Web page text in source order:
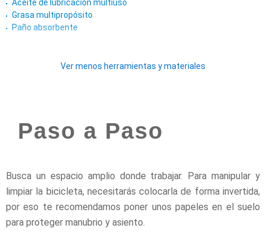
Aceite de lubricación multiuso
Grasa multipropósito
Paño absorbente
Ver menos herramientas y materiales
Paso a Paso
Busca un espacio amplio donde trabajar. Para manipular y
limpiar la bicicleta, necesitarás colocarla de forma invertida,
por eso te recomendamos poner unos papeles en el suelo
para proteger manubrio y asiento.